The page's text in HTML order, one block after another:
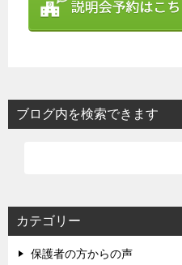
ブログ内を検索できます
カテゴリー
保護者の方からの声